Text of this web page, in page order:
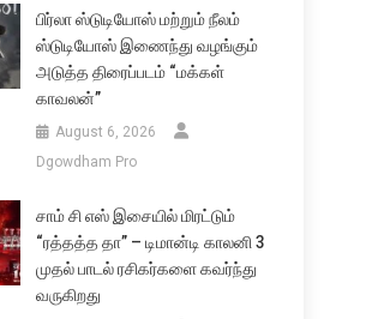
பிர்லா ஸ்டுடியோஸ் மற்றும் நீலம்
ஸ்டுடியோஸ் இணைந்து வழங்கும்
அடுத்த திரைப்படம் “மக்கள்
காவலன்”
August 6, 2026
Dgowdham Pro
சாம் சி எஸ் இசையில் மிரட்டும்
“ரத்தத்த தா” – டிமான்டி காலனி 3
முதல் பாடல் ரசிகர்களை கவர்ந்து
வருகிறது